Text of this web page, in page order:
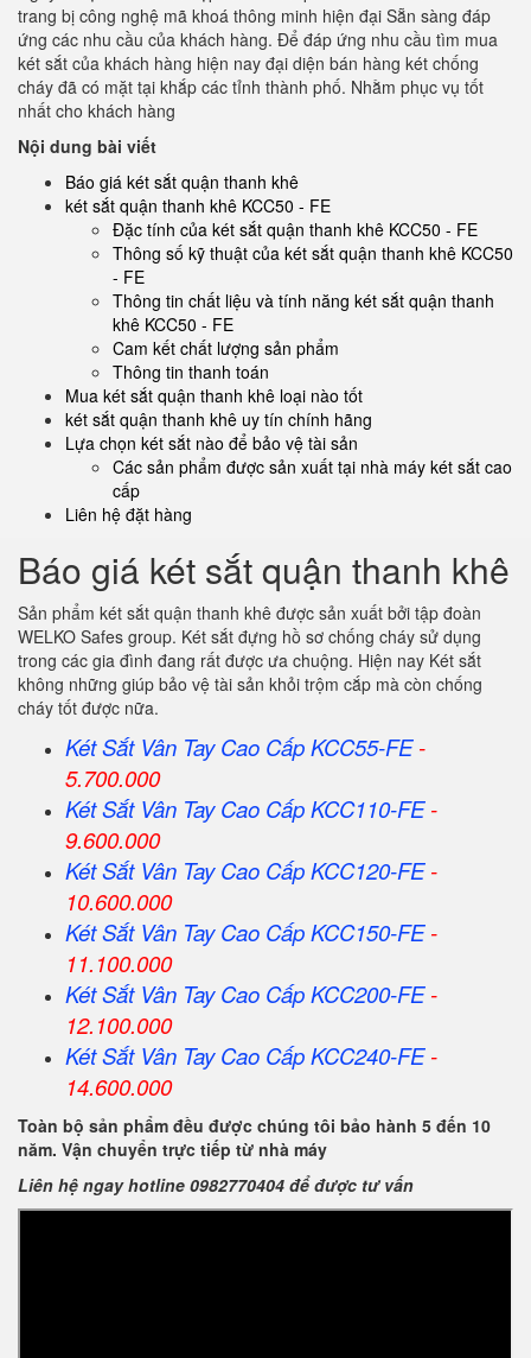
trang bị công nghệ mã khoá thông minh hiện đại Sẵn sàng đáp
ứng các nhu cầu của khách hàng. Để đáp ứng nhu cầu tìm mua
két sắt của khách hàng hiện nay đại diện bán hàng két chống
cháy đã có mặt tại khắp các tỉnh thành phố. Nhằm phục vụ tốt
nhất cho khách hàng
Nội dung bài viết
Báo giá két sắt quận thanh khê
két sắt quận thanh khê KCC50 - FE
Đặc tính của két sắt quận thanh khê KCC50 - FE
Thông số kỹ thuật của két sắt quận thanh khê KCC50
- FE
Thông tin chất liệu và tính năng két sắt quận thanh
khê KCC50 - FE
Cam kết chất lượng sản phẩm
Thông tin thanh toán
Mua két sắt quận thanh khê loại nào tốt
két sắt quận thanh khê uy tín chính hãng
Lựa chọn két sắt nào để bảo vệ tài sản
Các sản phẩm được sản xuất tại nhà máy két sắt cao
cấp
Liên hệ đặt hàng
Báo giá két sắt quận thanh khê
Sản phẩm két sắt quận thanh khê được sản xuất bởi tập đoàn
WELKO Safes group. Két sắt đựng hồ sơ chống cháy sử dụng
trong các gia đình đang rất được ưa chuộng. Hiện nay Két sắt
không những giúp bảo vệ tài sản khỏi trộm cắp mà còn chống
cháy tốt được nữa.
Két Sắt Vân Tay Cao Cấp KCC55-FE-
5.700.000
Két Sắt Vân Tay Cao Cấp KCC110-FE-
9.600.000
Két Sắt Vân Tay Cao Cấp KCC120-FE-
10.600.000
Két Sắt Vân Tay Cao Cấp KCC150-FE-
11.100.000
Két Sắt Vân Tay Cao Cấp KCC200-FE-
12.100.000
Két Sắt Vân Tay Cao Cấp KCC240-FE-
14.600.000
Toàn bộ sản phẩm đều được chúng tôi bảo hành 5 đến 10
năm. Vận chuyển trực tiếp từ nhà máy
Liên hệ ngay hotline 0982770404 để được tư vấn